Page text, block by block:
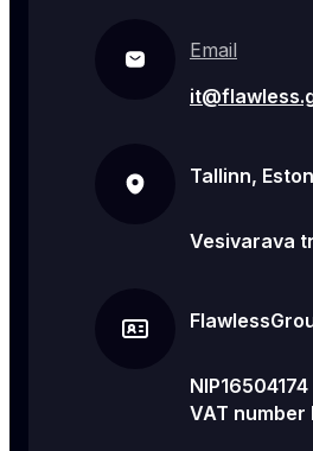
Email
Tallinn,
Vesivarava
NIP16504174
VAT number